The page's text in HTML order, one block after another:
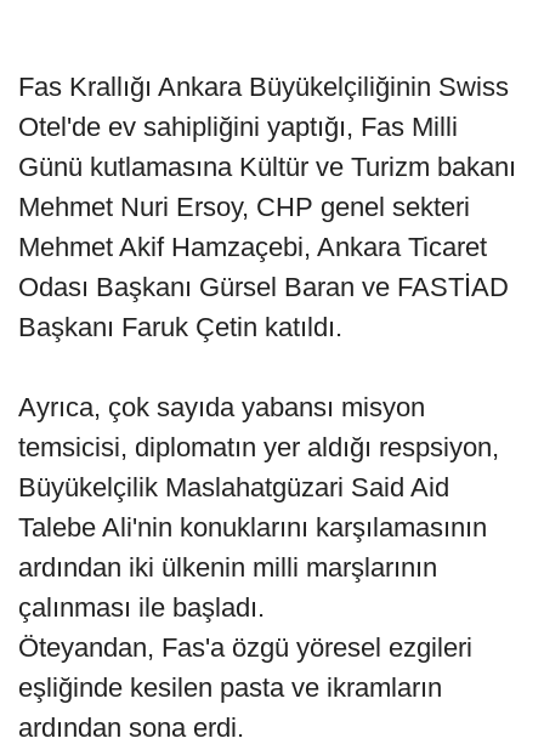
Fas Krallığı Ankara Büyükelçiliğinin Swiss
Otel'de ev sahipliğini yaptığı, Fas Milli
Günü kutlamasına Kültür ve Turizm bakanı
Mehmet Nuri Ersoy, CHP genel sekteri
Mehmet Akif Hamzaçebi, Ankara Ticaret
Odası Başkanı Gürsel Baran ve FASTİAD
Başkanı Faruk Çetin katıldı.
Ayrıca, çok sayıda yabansı misyon
temsicisi, diplomatın yer aldığı respsiyon,
Büyükelçilik Maslahatgüzari Said Aid
Talebe Ali'nin konuklarını karşılamasının
ardından iki ülkenin milli marşlarının
çalınması ile başladı.
Öteyandan, Fas'a özgü yöresel ezgileri
eşliğinde kesilen pasta ve ikramların
ardından sona erdi.